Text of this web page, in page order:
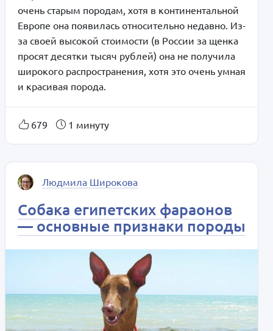
очень старым породам, хотя в континентальной
Европе она появилась относительно недавно. Из-
за своей высокой стоимости (в России за щенка
просят десятки тысяч рублей) она не получила
широкого распространения, хотя это очень умная
и красивая порода.
679 1 минуту
Людмила Широкова
Собака египетских фараонов
— основные признаки породы